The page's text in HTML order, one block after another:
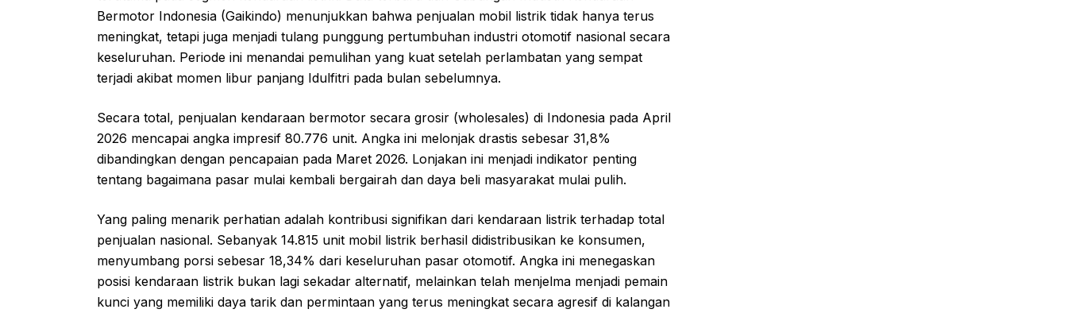
Bermotor Indonesia (Gaikindo) menunjukkan bahwa penjualan mobil listrik tidak hanya terus
meningkat, tetapi juga menjadi tulang punggung pertumbuhan industri otomotif nasional secara
keseluruhan. Periode ini menandai pemulihan yang kuat setelah perlambatan yang sempat
terjadi akibat momen libur panjang Idulfitri pada bulan sebelumnya.
Secara total, penjualan kendaraan bermotor secara grosir (wholesales) di Indonesia pada April
2026 mencapai angka impresif 80.776 unit. Angka ini melonjak drastis sebesar 31,8%
dibandingkan dengan pencapaian pada Maret 2026. Lonjakan ini menjadi indikator penting
tentang bagaimana pasar mulai kembali bergairah dan daya beli masyarakat mulai pulih.
Yang paling menarik perhatian adalah kontribusi signifikan dari kendaraan listrik terhadap total
penjualan nasional. Sebanyak 14.815 unit mobil listrik berhasil didistribusikan ke konsumen,
menyumbang porsi sebesar 18,34% dari keseluruhan pasar otomotif. Angka ini menegaskan
posisi kendaraan listrik bukan lagi sekadar alternatif, melainkan telah menjelma menjadi pemain
kunci yang memiliki daya tarik dan permintaan yang terus meningkat secara agresif di kalangan